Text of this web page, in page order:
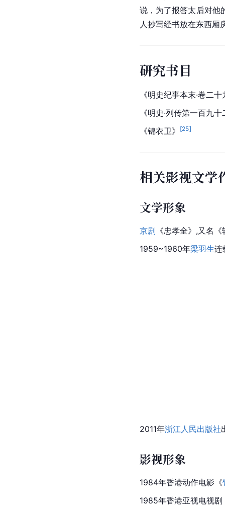
说，为了报答太后对他
人抄写经书放在东西厢
研究书目
《明史纪事本末·卷二
《明史·列传第一百九十
《锦衣卫》
[25]
相关影视文学
文学形象
京剧 《忠孝全》,又名
1959~1960年梁羽生连
2011年浙江人民出版社
影视形象
1984年香港动作电影《
1985年香港亚视电视剧